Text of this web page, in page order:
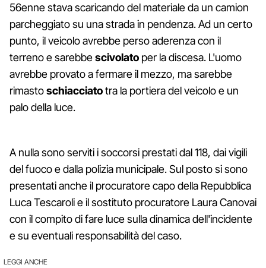
56enne stava scaricando del materiale da un camion
parcheggiato su una strada in pendenza. Ad un certo
punto, il veicolo avrebbe perso aderenza con il
terreno e sarebbescivolato per la discesa. L'uomo
avrebbe provato a fermare il mezzo, ma sarebbe
rimastoschiacciatotra la portiera del veicolo e un
palo della luce.
A nulla sono serviti i soccorsi prestati dal 118, dai vigili
del fuoco e dalla polizia municipale. Sul posto si sono
presentati anche il procuratore capo della Repubblica
Luca Tescaroli e il sostituto procuratore Laura Canovai
con il compito di fare luce sulla dinamica dell'incidente
e su eventuali responsabilità del caso.
LEGGI ANCHE